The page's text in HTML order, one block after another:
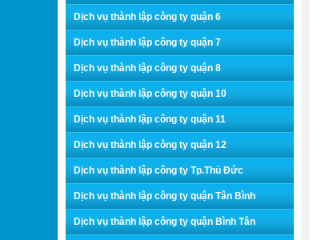
Dịch vụ thành lập công ty quận 6
Dịch vụ thành lập công ty quận 7
Dịch vụ thành lập công ty quận 8
Dịch vụ thành lập công ty quận 10
Dịch vụ thành lập công ty quận 11
Dịch vụ thành lập công ty quận 12
Dịch vụ thành lập công ty Tp.Thủ Đức
Dịch vụ thành lập công ty quận Tân Bình
Dịch vụ thành lập công ty quận Bình Tân